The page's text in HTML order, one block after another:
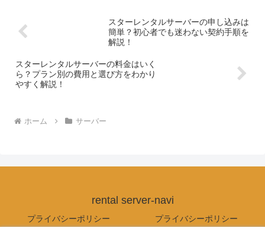
スターレンタルサーバーの申し込みは
簡単？初心者でも迷わない契約手順を
解説！
スターレンタルサーバーの料金はいく
ら？プラン別の費用と選び方をわかり
やすく解説！
ホーム サーバー
rental server-navi
プライバシーポリシー プライバシーポリシー